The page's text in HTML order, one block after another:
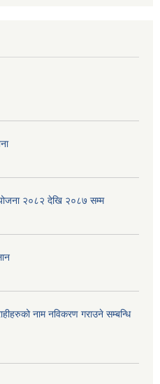
२०८२ देखि २०८७ सम्म
नाम नविकरण गराउने सम्बन्धि